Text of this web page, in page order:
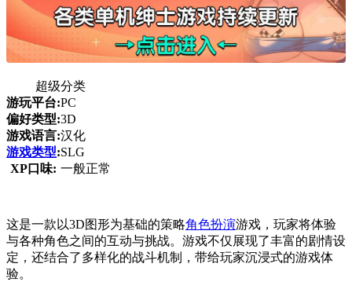
超级分类
游玩平台:PC
偏好类型:3D
游戏语言:汉化
游戏类型:SLG
XP口味: 一般正常
这是一款以3D图形为基础的策略角色扮演游戏，玩家将体验
与各种角色之间的互动与挑战。游戏不仅展现了丰富的剧情设
定，还结合了多样化的战斗机制，带给玩家沉浸式的游戏体
验。